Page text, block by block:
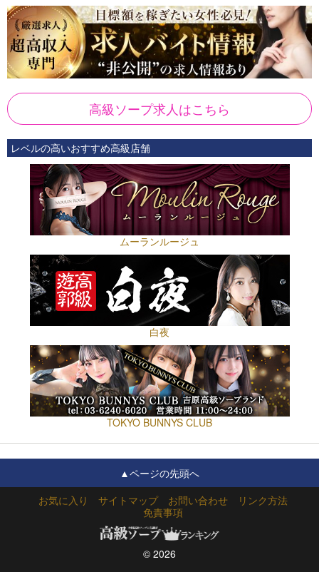
在籍女性の美しさはもちろんのこと、
マナーや心配りといった“内面の魅力”まで徹底的にこだわり、
厳選された極上美女だけを揃えております♪
文句なしの最高級クオリティで、
きっとご満足いただけるはずです。
【アマテラス】は群を抜いている――
そう自負しております。
写メ日記・動画・新人情報など、様々なコンテンツを随時更新!
限定イベントや限定写メ日記といった“レア情報”も配信しておりますので、
ぜひチェックしてみてください☆
割引イベントや季節にちなんだコスプレ(クリスマス等)も実施しており、
お得に楽しめるのも嬉しいポイント♪
質の高いソープをお探しなら、
ぜひ【アマテラス】をお選びください。
最高のパフォーマンスをお約束いたします。
後悔はさせませんよ!
高級ソープ求人はこちら
レベルの高いおすすめ高級店舗
ムーランルージュ
白夜
TOKYO BUNNYS CLUB
▲ページの先頭へ
お気に入り
サイトマップ お問い合わせ
リンク方法
免責事項
© 2026